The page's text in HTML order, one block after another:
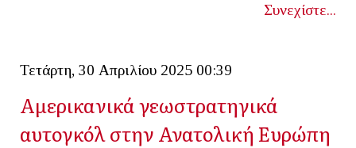
Συνεχίστε...
Τετάρτη, 30 Απριλίου 2025 00:39
Αμερικανικά γεωστρατηγικά
αυτογκόλ στην Ανατολική Ευρώπη